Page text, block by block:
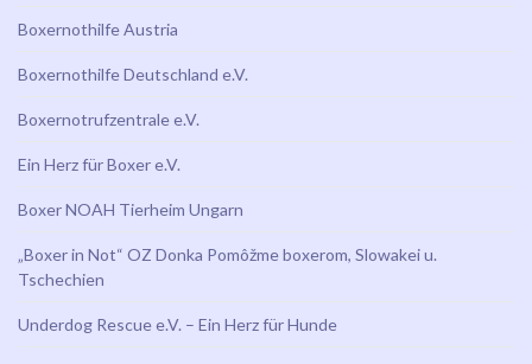
Boxernothilfe Austria
Boxernothilfe Deutschland e.V.
Boxernotrufzentrale e.V.
Ein Herz für Boxer e.V.
Boxer NOAH Tierheim Ungarn
„Boxer in Not“ OZ Donka Pomôžme boxerom, Slowakei u.
Tschechien
Underdog Rescue e.V. – Ein Herz für Hunde